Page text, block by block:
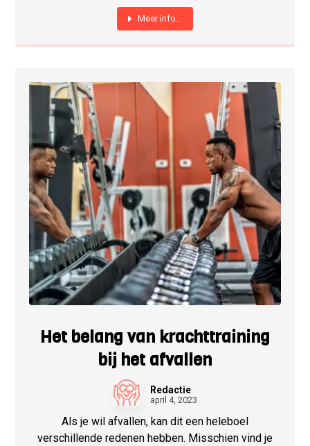
Meer info...
Het belang van krachttraining
bij het afvallen
Redactie
april 4, 2023
Als je wil afvallen, kan dit een heleboel
verschillende redenen hebben. Misschien vind je